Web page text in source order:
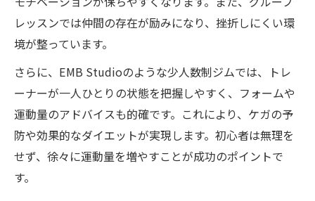
レッスンでは仲間の存在が励みになり、挫折しにくい環
境が整っています。
さらに、EMB Studioのような少人数制ジムでは、トレ
ーナーが一人ひとりの状態を把握しやすく、フォームや
運動量のアドバイスも的確です。これにより、ケガの予
防や効果的なダイエットが実現します。初心者は無理を
せず、徐々に運動量を増やすことが成功のポイントで
す。